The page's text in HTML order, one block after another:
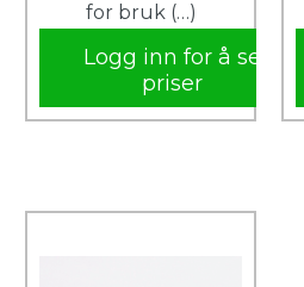
for bruk (…)
Logg inn for å se
priser